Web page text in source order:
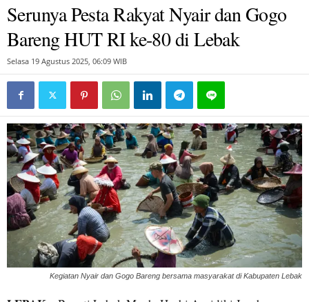
Serunya Pesta Rakyat Nyair dan Gogo
Bareng HUT RI ke-80 di Lebak
Selasa 19 Agustus 2025, 06:09 WIB
Kegiatan Nyair dan Gogo Bareng bersama masyarakat di Kabupaten Lebak